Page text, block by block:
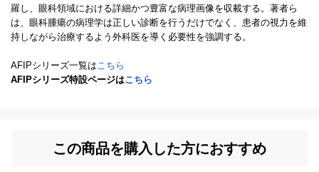
羅し、眼科領域における詳細かつ豊富な病理画像を収載する。著者ら
は、眼科腫瘍の病理学は正しい診断を行うだけでなく、患者の視力を維
持しながら治療するよう外科医を導く必要性を強調する。
AFIPシリーズ一覧はこちら
AFIPシリーズ特設ページはこちら
この商品を購入した方におすすめ